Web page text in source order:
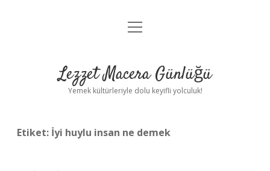
Anasayfa
Yasal Uyarı
menüyü
Lezzet Macera Günlüğü
Yemek kültürleriyle dolu keyifli yolculuk!
Etiket: İyi huylu insan ne demek